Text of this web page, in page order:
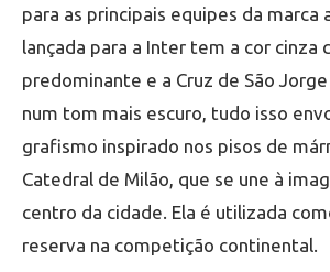
para as principais equipes da marca
lançada para a Inter tem a cor cinza
predominante e a Cruz de São
num tom mais escuro, tudo isso
grafismo inspirado nos pisos de
Catedral de Milão, que se une à
centro da cidade. Ela é utilizada
reserva na competição continental.